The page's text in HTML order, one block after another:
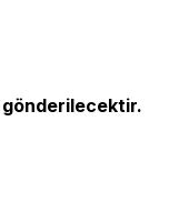
gönderilecektir.